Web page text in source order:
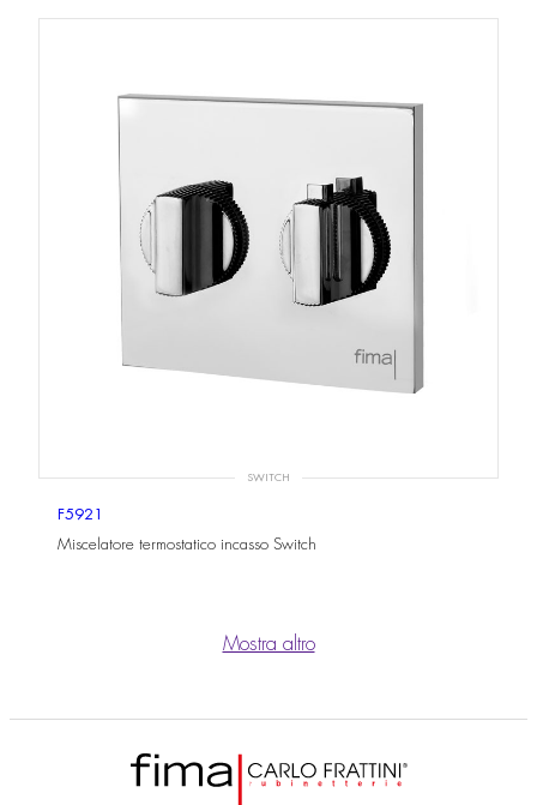
SWITCH
F5921
Miscelatore termostatico incasso Switch
Mostra altro